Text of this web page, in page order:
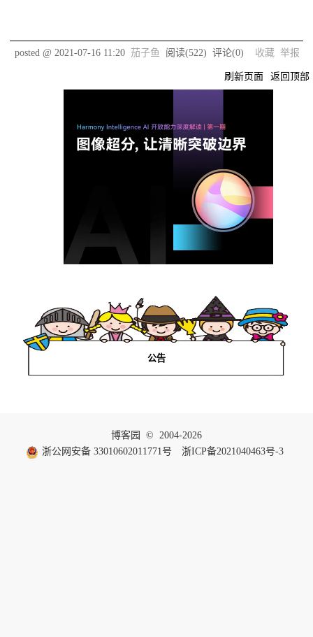
posted @ 2021-07-16 11:20 茄子鱼 阅读(522) 评论(0) 收藏 举报
刷新页面 返回顶部
公告
博客园
© 2004-2026
浙公网安备 33010602011771号
浙ICP备2021040463号-3